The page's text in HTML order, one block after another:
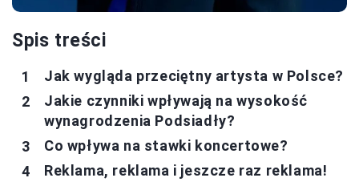
Spis treści
Jak wygląda przeciętny artysta w Polsce?
Jakie czynniki wpływają na wysokość
wynagrodzenia Podsiadły?
Co wpływa na stawki koncertowe?
Reklama, reklama i jeszcze raz reklama!